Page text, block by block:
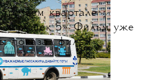
квартале
игрушек 5».Фильм уже
показал фильм